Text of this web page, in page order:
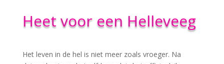
Heet voor een Helleveeg
Het leven in de hel is niet meer zoals vroeger. Na